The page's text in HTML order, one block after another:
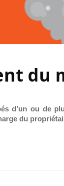
du
d’un ou de
du